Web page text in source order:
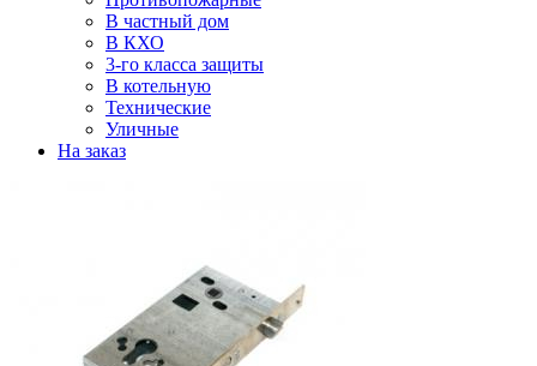
В частный дом
В КХО
3-го класса защиты
В котельную
Технические
Уличные
На заказ